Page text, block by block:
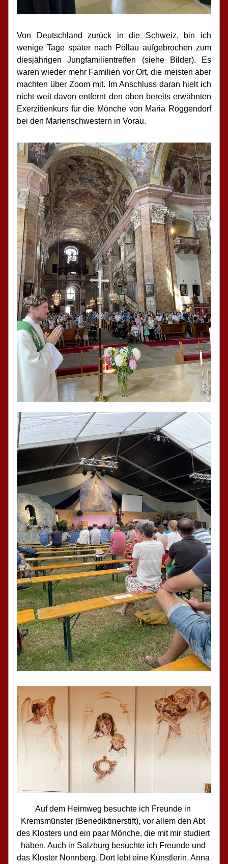
Von Deutschland zurück in die Schweiz, bin ich
wenige Tage später nach Pöllau aufgebrochen zum
diesjährigen Jungfamilientreffen (siehe Bilder). Es
waren wieder mehr Familien vor Ort, die meisten aber
machten über Zoom mit. Im Anschluss daran hielt ich
nicht weit davon entfernt den oben bereits erwähnten
Exerzitienkurs für die Mönche von Maria Roggendorf
bei den Marienschwestern in Vorau.
Auf dem Heimweg besuchte ich Freunde in
Kremsmünster (Benediktinerstift), vor allem den Abt
des Klosters und ein paar Mönche, die mit mir studiert
haben. Auch in Salzburg besuchte ich Freunde und
das Kloster Nonnberg. Dort lebt eine Künstlerin, Anna